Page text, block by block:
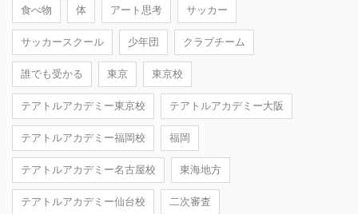
食べ物 体 アート思考 サッカー
サッカースクール 少年団 クラブチーム
誰でも受かる 東京 東京校
テアトルアカデミー東京校 テアトルアカデミー大阪
テアトルアカデミー福岡校 福岡
テアトルアカデミー名古屋校 東海地方
テアトルアカデミー仙台校 二次審査